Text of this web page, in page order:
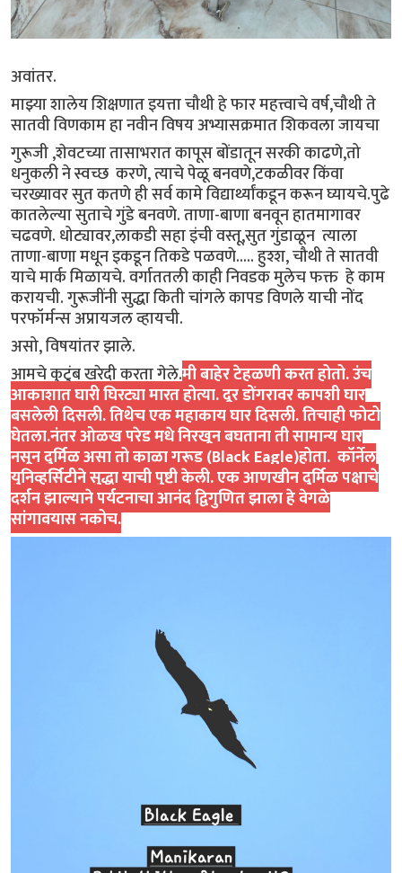
अवांतर.
माझ्या शालेय शिक्षणात इयत्ता चौथी हे फार महत्त्वाचे वर्ष,चौथी ते
सातवी विणकाम हा नवीन विषय अभ्यासक्रमात शिकवला जायचा
गुरूजी ,शेवटच्या तासाभरात कापूस बोंडातून सरकी काढणे,तो
धनुकली ने स्वच्छ करणे, त्याचे पेळू बनवणे,टकळीवर किंवा
चरख्यावर सुत कतणे ही सर्व कामे विद्यार्थ्यांकडून करून घ्यायचे.पुढे
कातलेल्या सुताचे गुंडे बनवणे. ताणा-बाणा बनवून हातमागावर
चढवणे. धोट्यावर,लाकडी सहा इंची वस्तू,सुत गुंडाळून त्याला
ताणा-बाणा मधून इकडून तिकडे पळवणे..... हुश्श, चौथी ते सातवी
याचे मार्क मिळायचे. वर्गाततली काही निवडक मुलेच फक्त हे काम
करायची. गुरूजींनी सुद्धा किती चांगले कापड विणले याची नोंद
परफॉर्मन्स अप्रायजल व्हायची.
असो, विषयांतर झाले.
आमचे कुटुंब खरेदी करता गेले.मी बाहेर टेहळणी करत होतो. उंच
आकाशात घारी घिरट्या मारत होत्या. दूर डोंगरावर कापशी घार
बसलेली दिसली. तिथेच एक महाकाय घार दिसली. तिचाही फोटो
घेतला.नंतर ओळख परेड मधे निरखून बघताना ती सामान्य घार
नसून दुर्मिळ असा तो काळा गरूड (Black Eagle)होता. कॉर्नेल
युनिव्हर्सिटीने सुद्धा याची पुष्टी केली. एक आणखीन दुर्मिळ पक्षाचे
दर्शन झाल्याने पर्यटनाचा आनंद द्विगुणित झाला हे वेगळे
सांगावयास नकोच.